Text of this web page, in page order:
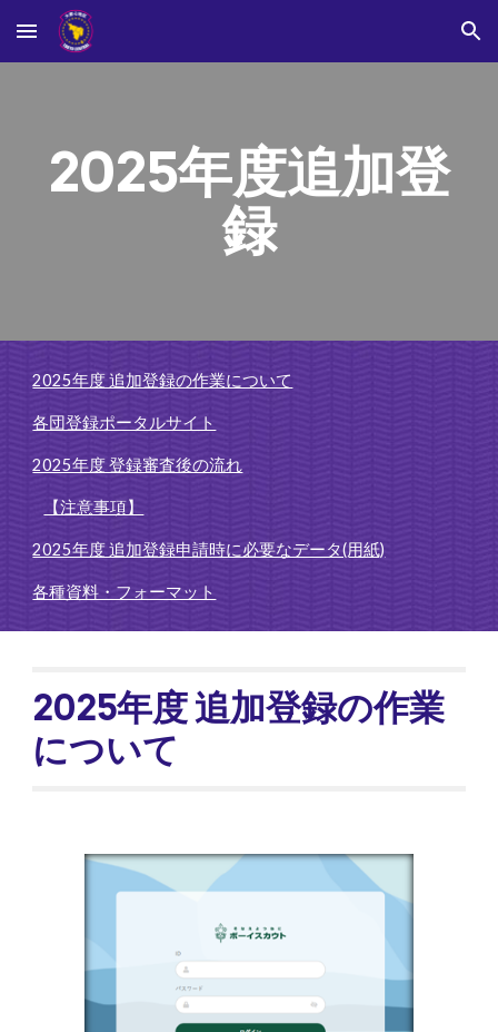
Skip to main content Skip to navigation
2025年度追加登
録
2025年度 追加登録の作業について
各団登録ポータルサイト
2025年度 登録審査後の流れ
【注意事項】
2025年度 追加登録申請時に必要なデータ(用紙)
各種資料・フォーマット
2025年度追加登録の作業
について